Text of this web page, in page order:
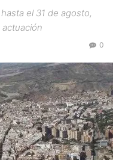
el 31 de agosto,
0